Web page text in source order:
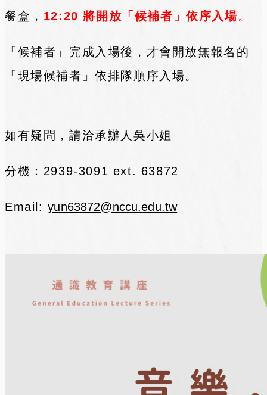
餐盒， 12:20 將開放「候補者」依序入場。
「候補者」完成入場後，才會開放無報名的
「現場候補者」依排隊順序入場。
如有疑問，請洽承辦人吳小姐
分機：2939-3091 ext. 63872
Email:yun63872@nccu.edu.tw